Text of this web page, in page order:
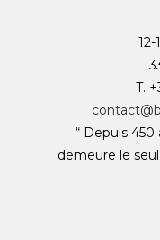
T.
“ Depuis
demeure le